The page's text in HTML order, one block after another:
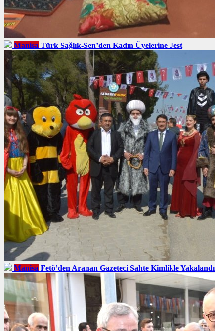
Manisa Türk Sağlık-Sen’den Kadın Üyelerine Jest
Manisa Fetö’den Aranan Gazeteci Sahte Kimlikle Yakalandı